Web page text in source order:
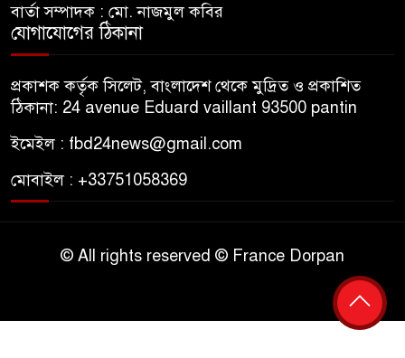
বার্তা সম্পাদক : মো. নাজমুল কবির
যোগাযোগের ঠিকানা
প্রকাশক কর্তৃক সিলেট, বাংলাদেশ থেকে মুদ্রিত ও প্রকাশিত
ঠিকানা: 24 avenue Eduard vaillant 93500 pantin
ইমেইল : fbd24news@gmail.com
মোবাইল : +33751058369
© All rights reserved © France Dorpan